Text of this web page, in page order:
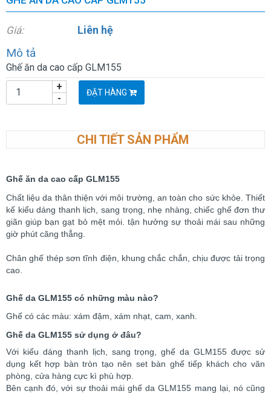
Giá: Liên hệ
Mô tả
Ghế ăn da cao cấp GLM155
-
+ ĐẶT HÀNG
CHI TIẾT SẢN PHẨM
Ghế ăn da cao cấp GLM155
Chất liệu da thân thiện với môi trường, an toàn cho sức khỏe. Thiết
kế kiểu dáng thanh lịch, sang trọng, nhẹ nhàng, chiếc ghế đơn thư
giãn giúp bạn gạt bỏ mệt mỏi. tận hưởng sự thoải mái sau những
giờ phút căng thẳng.
Chân ghế thép sơn tĩnh điện, khung chắc chắn, chịu được tải trọng
cao.
Ghế da GLM155 có những màu nào?
Ghế có các màu: xám đậm, xám nhạt, cam, xanh.
Ghế da GLM155 sử dụng ở đâu?
Với kiểu dáng thanh lịch, sang trọng, ghế da GLM155 được sử
dụng kết hợp bàn tròn tạo nên set bàn ghế tiếp khách cho văn
phòng, cửa hàng cực kì phù hợp.
Bên cạnh đó, với sự thoải mái ghế da GLM155 mang lại, nó cũng